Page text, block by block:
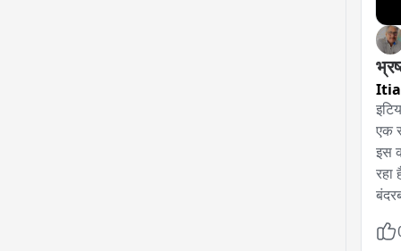
एक
इस
रहा